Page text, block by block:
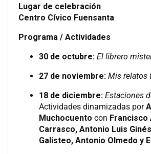
Lugar de celebración
Centro Cívico Fuensanta
Programa / Actividades
30 de octubre: El librero
27 de noviembre: Mis relatos
18 de diciembre: Estaciones
Actividades dinamizadas por
Muchocuento con Francisco
Carrasco, Antonio Luis
Galisteo, Antonio Olmedo y